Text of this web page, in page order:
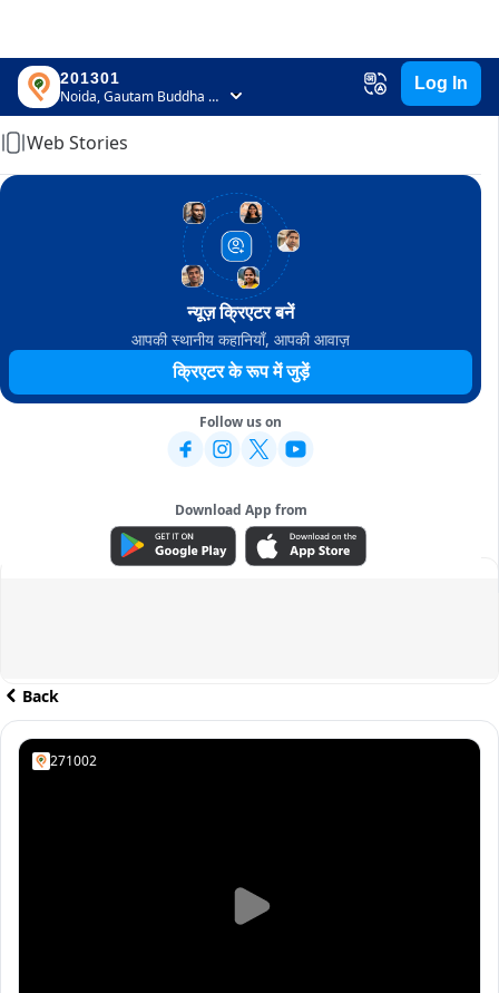
201301
Noida, Gautam Buddha Nagar, Uttar Pradesh
Log In
Home
Web Stories
न्यूज़ क्रिएटर बनें
आपकी स्थानीय कहानियाँ, आपकी आवाज़
क्रिएटर के रूप में जुड़ें
Follow us on
Download App from
ADVERTISEMENT
Back
271002